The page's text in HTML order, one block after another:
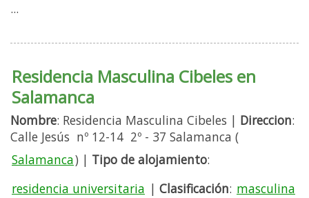
...
Residencia Masculina Cibeles en
Salamanca
Nombre: Residencia Masculina Cibeles | Direccion:
Calle Jesús nº 12-14 2º - 37 Salamanca (
Salamanca) | Tipo de alojamiento:
residencia universitaria | Clasificación: masculina